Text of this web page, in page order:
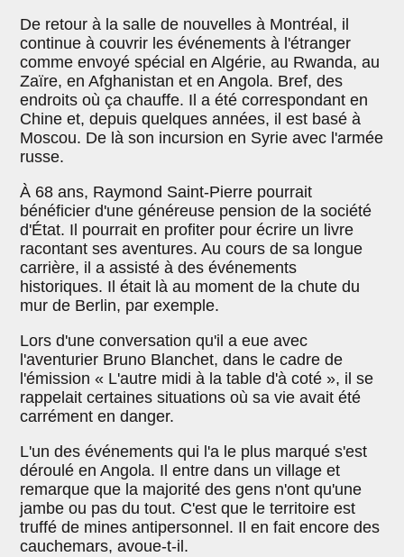
De retour à la salle de nouvelles à Montréal, il
continue à couvrir les événements à l'étranger
comme envoyé spécial en Algérie, au Rwanda, au
Zaïre, en Afghanistan et en Angola. Bref, des
endroits où ça chauffe. Il a été correspondant en
Chine et, depuis quelques années, il est basé à
Moscou. De là son incursion en Syrie avec l'armée
russe.
À 68 ans, Raymond Saint-Pierre pourrait
bénéficier d'une généreuse pension de la société
d'État. Il pourrait en profiter pour écrire un livre
racontant ses aventures. Au cours de sa longue
carrière, il a assisté à des événements
historiques. Il était là au moment de la chute du
mur de Berlin, par exemple.
Lors d'une conversation qu'il a eue avec
l'aventurier Bruno Blanchet, dans le cadre de
l'émission « L'autre midi à la table d'à coté », il se
rappelait certaines situations où sa vie avait été
carrément en danger.
L'un des événements qui l'a le plus marqué s'est
déroulé en Angola. Il entre dans un village et
remarque que la majorité des gens n'ont qu'une
jambe ou pas du tout. C'est que le territoire est
truffé de mines antipersonnel. Il en fait encore des
cauchemars, avoue-t-il.